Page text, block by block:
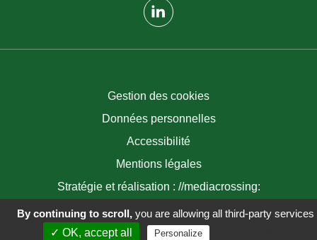
(nouvelle fenêtre)
Gestion des cookies
Données personnelles
Accessibilité
Mentions légales
Stratégie et réalisation : //mediacrossing:
By continuing to scroll, you are allowing all third-party services
✓ OK, accept all
Personalize